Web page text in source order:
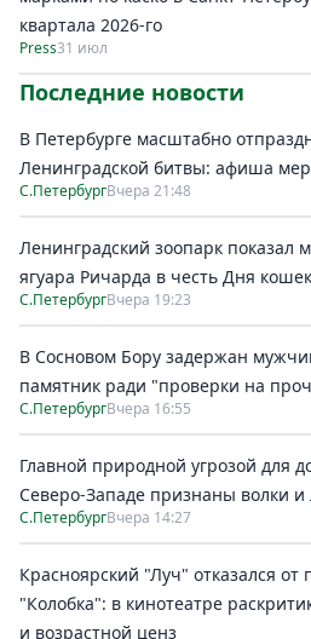
квартала 2026-го
Press31 июл
Последние новости
В Петербурге масштабно
Ленинградской битвы: афиша
С.ПетербургВчера 21:48
Ленинградский зоопарк показал
ягуара Ричарда в честь Дня кошек
С.ПетербургВчера 19:23
В Сосновом Бору задержан
памятник ради "проверки на
С.ПетербургВчера 16:55
Главной природной угрозой для
Северо-Западе признаны волки
С.ПетербургВчера 14:27
Красноярский "Луч" отказался от
"Колобка": в кинотеатре
и возрастной ценз